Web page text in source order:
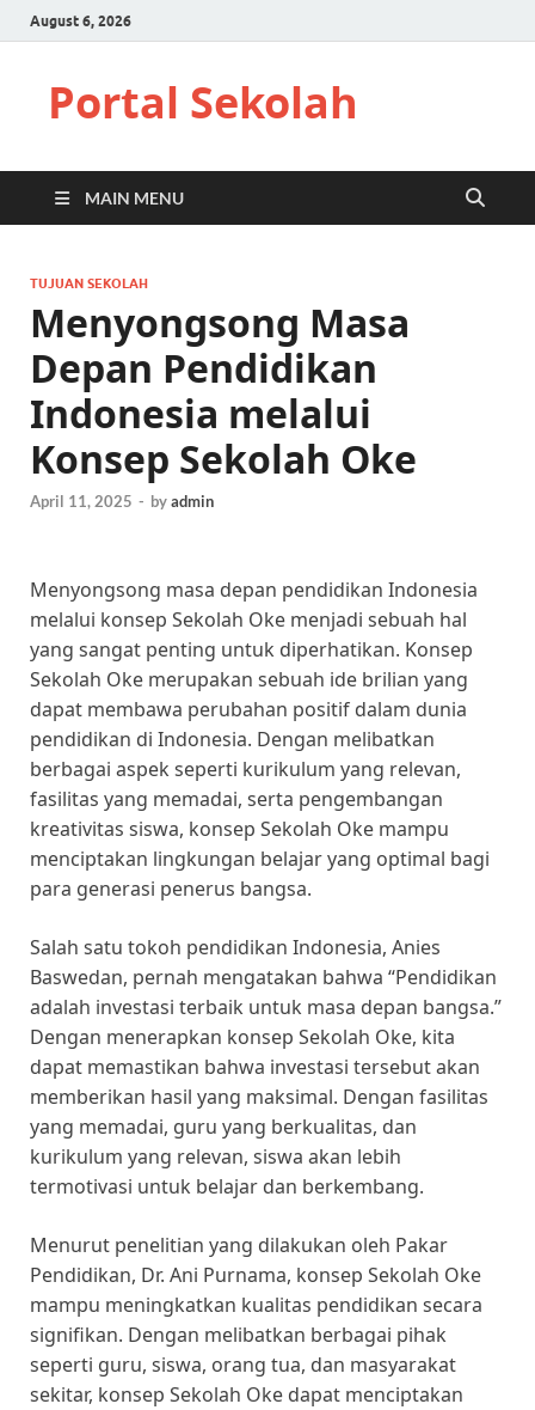
August 6, 2026
Portal Sekolah
MAIN MENU
TUJUAN SEKOLAH
Menyongsong Masa
Depan Pendidikan
Indonesia melalui
Konsep Sekolah Oke
April 11, 2025 - byadmin
Menyongsong masa depan pendidikan Indonesia
melalui konsep Sekolah Oke menjadi sebuah hal
yang sangat penting untuk diperhatikan. Konsep
Sekolah Oke merupakan sebuah ide brilian yang
dapat membawa perubahan positif dalam dunia
pendidikan di Indonesia. Dengan melibatkan
berbagai aspek seperti kurikulum yang relevan,
fasilitas yang memadai, serta pengembangan
kreativitas siswa, konsep Sekolah Oke mampu
menciptakan lingkungan belajar yang optimal bagi
para generasi penerus bangsa.
Salah satu tokoh pendidikan Indonesia, Anies
Baswedan, pernah mengatakan bahwa “Pendidikan
adalah investasi terbaik untuk masa depan bangsa.”
Dengan menerapkan konsep Sekolah Oke, kita
dapat memastikan bahwa investasi tersebut akan
memberikan hasil yang maksimal. Dengan fasilitas
yang memadai, guru yang berkualitas, dan
kurikulum yang relevan, siswa akan lebih
termotivasi untuk belajar dan berkembang.
Menurut penelitian yang dilakukan oleh Pakar
Pendidikan, Dr. Ani Purnama, konsep Sekolah Oke
mampu meningkatkan kualitas pendidikan secara
signifikan. Dengan melibatkan berbagai pihak
seperti guru, siswa, orang tua, dan masyarakat
sekitar, konsep Sekolah Oke dapat menciptakan